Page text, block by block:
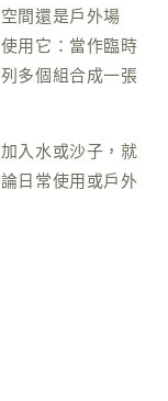
間還是戶外場
用它：當作臨時
多個組合成一張
入水或沙子，就
日常使用或戶外